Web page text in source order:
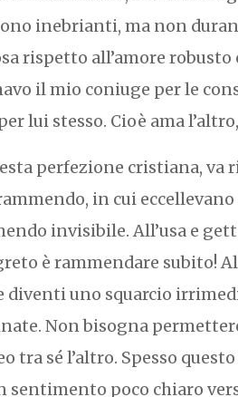
inebrianti, ma non
rispetto all’amore robusto
il mio coniuge per le
lui stesso. Cioè ama
perfezione cristiana, va
in cui
invisibile. All’usa e
è rammendare subito!
diventi uno squarcio
Non bisogna
tra sé l’altro. Spesso
sentimento poco chiaro